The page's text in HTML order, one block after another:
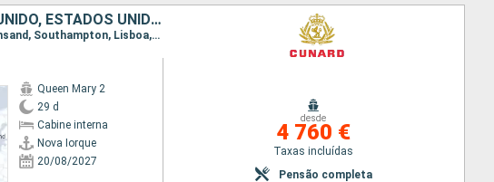
CANADÁ, ISLÂNDIA, NORUEGA, PORTUGAL, ESPANHA, REINO UNIDO, ESTADOS UNIDOS
Itinerário : Nova Iorque, Halifax, Sydney, Reiquejavique, Isafjord, Akureyri, Kristiansand, Southampton, Lisboa, Vigo, Southampton, Nova Iorque
Queen Mary 2
29 d
Cabine interna
Nova Iorque
20/08/2027
desde
4 760 €
Taxas incluídas
Pensão completa